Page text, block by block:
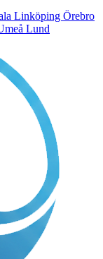
Linköping Örebro
Lund